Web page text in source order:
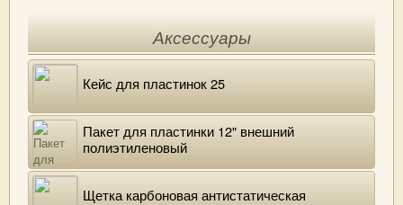
Аксессуары
Кейс для пластинок 25
Пакет для пластинки 12" внешний
полиэтиленовый
Щетка карбоновая антистатическая